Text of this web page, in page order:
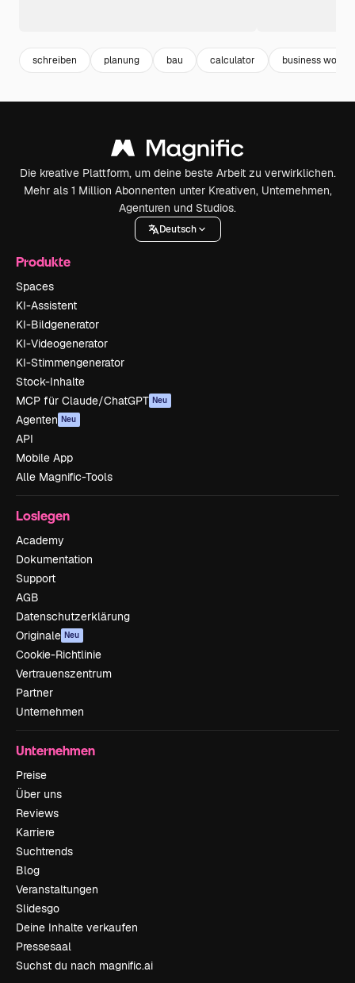
schreiben planung bau calculator business
Die kreative Plattform, um deine beste Arbeit zu verwirklichen.
Mehr als 1 Million Abonnenten unter Kreativen, Unternehmen,
Agenturen und Studios.
Deutsch
Produkte
Spaces
KI-Assistent
KI-Bildgenerator
KI-Videogenerator
KI-Stimmengenerator
Stock-Inhalte
MCP für Claude/ChatGPT Neu
Agenten Neu
API
Mobile App
Alle Magnific-Tools
Loslegen
Academy
Dokumentation
Support
AGB
Datenschutzerklärung
Originale Neu
Cookie-Richtlinie
Vertrauenszentrum
Partner
Unternehmen
Unternehmen
Preise
Über uns
Reviews
Karriere
Suchtrends
Blog
Veranstaltungen
Slidesgo
Deine Inhalte verkaufen
Pressesaal
Suchst du nach magnific.ai